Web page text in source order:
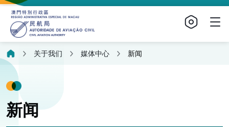
关于我们 媒体中心 新闻
新闻